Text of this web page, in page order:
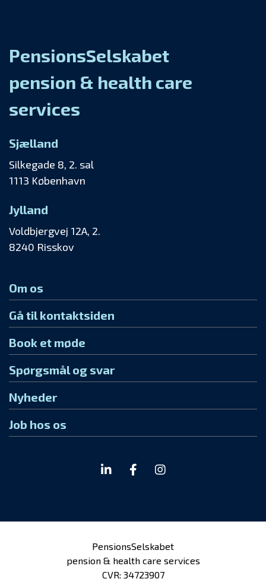
PensionsSelskabet
pension & health care
services
Sjælland
Silkegade 8, 2. sal
1113 København
Jylland
Voldbjergvej 12A, 2.
8240 Risskov
Om os
Gå til kontaktsiden
Book et møde
Spørgsmål og svar
Nyheder
Job hos os
PensionsSelskabet
pension & health care services
CVR: 34723907